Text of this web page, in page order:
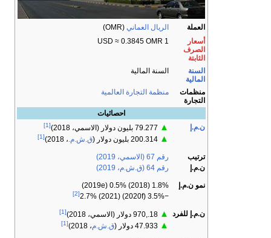
العملة الريال العماني (OMR)
أسعار
الصرف
الثابتة
1 USD ≈ 0.3845 OMR
السنة
المالية
السنة المالية
منظمات
التجارة
منظمة التجارة العالمية
احصائيات
ن.م.إ
▲
[1]
▲ ق.ش.م.، 2018) [1]
ترتيب
ن.م.إ
رقم 67 (الاسمي، 2019)
رقم 64 (ق.ش.م، 2019)
نمو ن.م.إ
1.8% (2018) 0.5% (2019e)
−3.5% (2020f) 2.7% (2021)
[2]
ن.م.إ للفرد ▲
[1]
▲ ق.ش.م، 2018) [1]